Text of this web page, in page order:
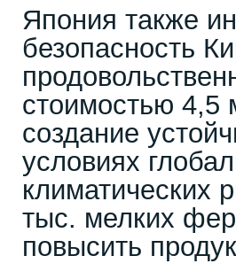
Япония также
безопасность
стоимостью 4,5
создание
условиях
климатических
тыс. мелких
повысить